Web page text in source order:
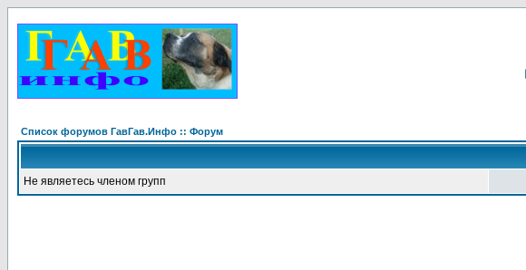
Список форумов ГавГав.Инфо :: Форум
Не являетесь членом групп